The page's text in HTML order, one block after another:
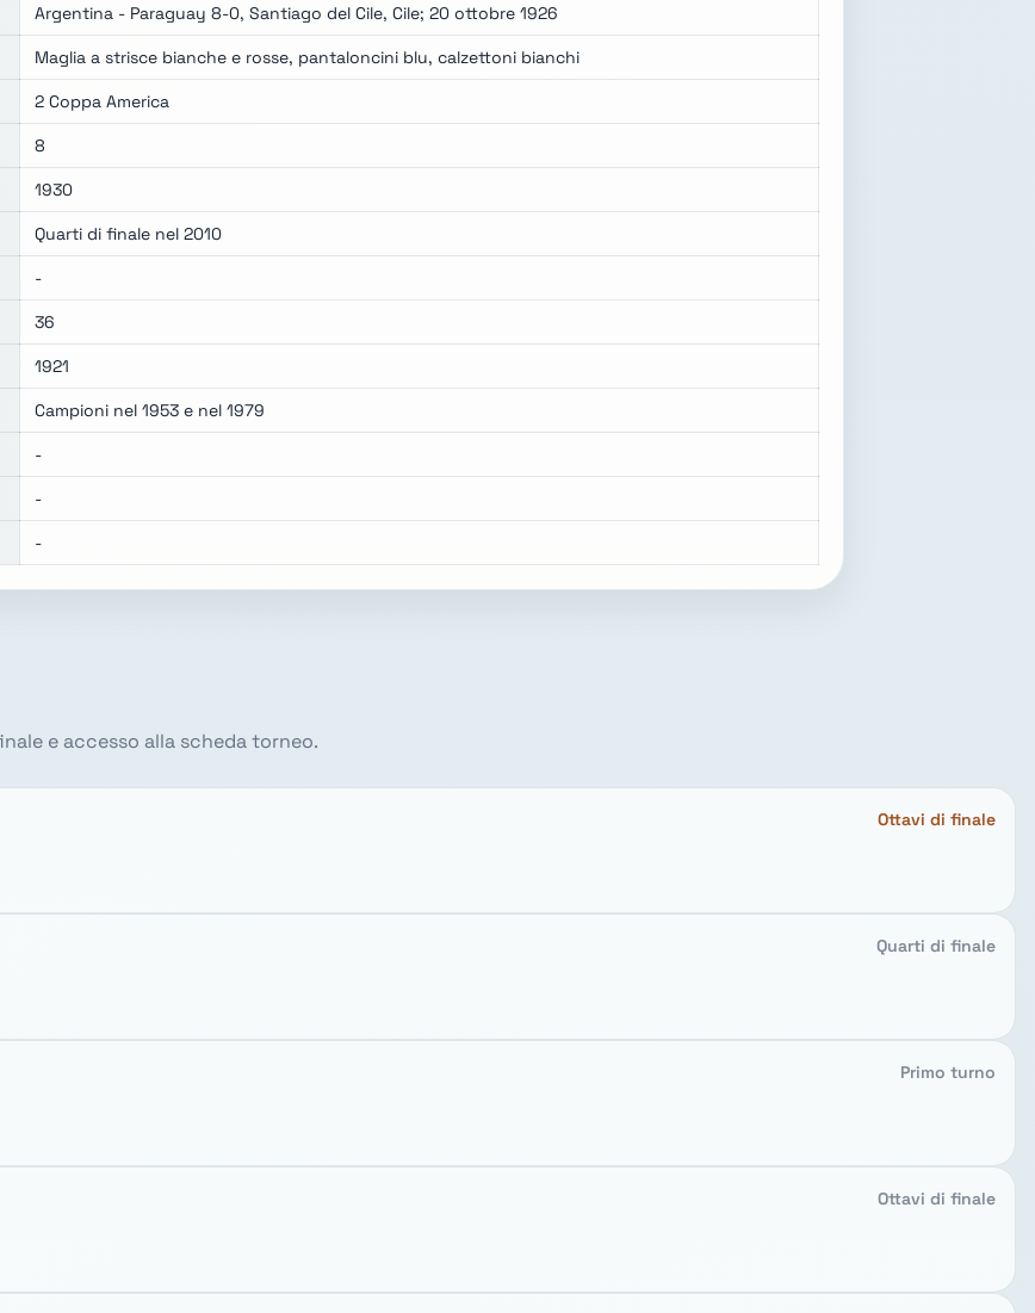
Argentina - Paraguay 8-0, Santiago del Cile, Cile; 20 ottobre 1926
Maglia a strisce bianche e rosse, pantaloncini blu, calzettoni bianchi
2 Coppa America
8
1930
Quarti di finale nel 2010
-
36
1921
Campioni nel 1953 e nel 1979
-
-
-
e accesso alla scheda torneo.
Ottavi di finale
Quarti di finale
Primo turno
Ottavi di finale